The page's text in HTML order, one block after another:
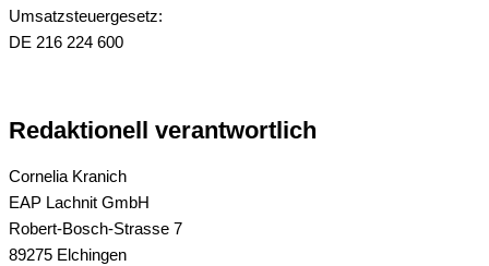
Umsatzsteuergesetz:
DE 216 224 600
Redaktionell verantwortlich
Cornelia Kranich
EAP Lachnit GmbH
Robert-Bosch-Strasse 7
89275 Elchingen